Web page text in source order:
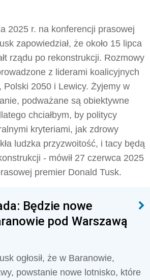
2025 r. na konferencji prasowej
zapowiedział, że około 15 lipca
rządu po rekonstrukcji. Rozmowy
z liderami koalicyjnych
Polski 2050 i Lewicy. Żyjemy w
podważane są obiektywne
chciałbym, by politycy
kryteriami, jak zdrowy
ludzka przyzwoitość, i tacy będą
- mówił 27 czerwca 2025
premier Donald Tusk.
Będzie nowe
pod Warszawą
ogłosił, że w Baranowie,
powstanie nowe lotnisko, które